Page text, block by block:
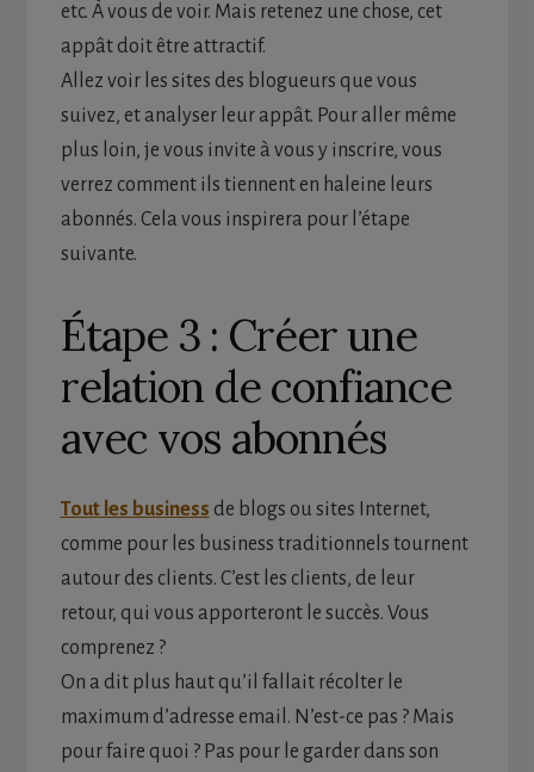
etc. À vous de voir. Mais retenez une chose, cet
appât doit être attractif.
Allez voir les sites des blogueurs que vous
suivez, et analyser leur appât. Pour aller même
plus loin, je vous invite à vous y inscrire, vous
verrez comment ils tiennent en haleine leurs
abonnés. Cela vous inspirera pour l’étape
suivante.
Étape 3 : Créer une
relation de confiance
avec vos abonnés
Tout les business de blogs ou sites Internet,
comme pour les business traditionnels tournent
autour des clients. C’est les clients, de leur
retour, qui vous apporteront le succès. Vous
comprenez ?
On a dit plus haut qu’il fallait récolter le
maximum d’adresse email. N’est-ce pas ? Mais
pour faire quoi ? Pas pour le garder dans son